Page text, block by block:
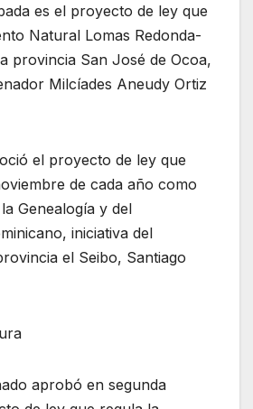
es el proyecto de ley que
Natural Lomas Redonda-
provincia San José de Ocoa,
Milcíades Aneudy Ortiz
el proyecto de ley que
de cada año como
Genealogía y del
iniciativa del
el Seibo, Santiago
aprobó en segunda